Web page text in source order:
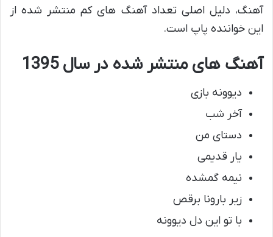
آهنگ، دلیل اصلی تعداد آهنگ های کم منتشر شده از
این خواننده پاپ است.
آهنگ های منتشر شده در سال 1395
دیوونه بازی
آخر شب
دستای من
یار قدیمی
نیمه گمشده
زیر بارونا برقص
با تو این دل دیوونه